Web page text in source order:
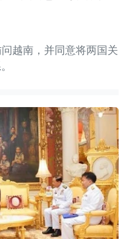
越南，并同意将两国关